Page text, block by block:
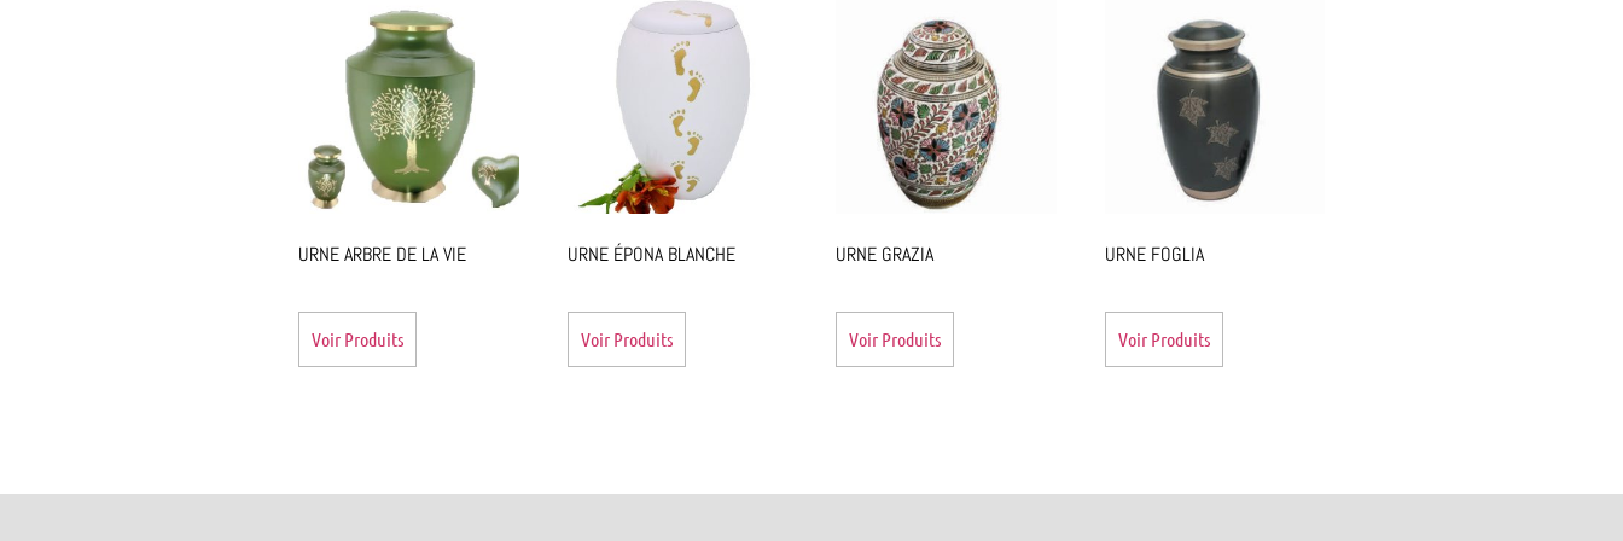
URNE ARBRE DE LA VIE
Voir Produits
URNE ÉPONA BLANCHE
Voir Produits
URNE GRAZIA
Voir Produits
URNE FOGLIA
Voir Produits